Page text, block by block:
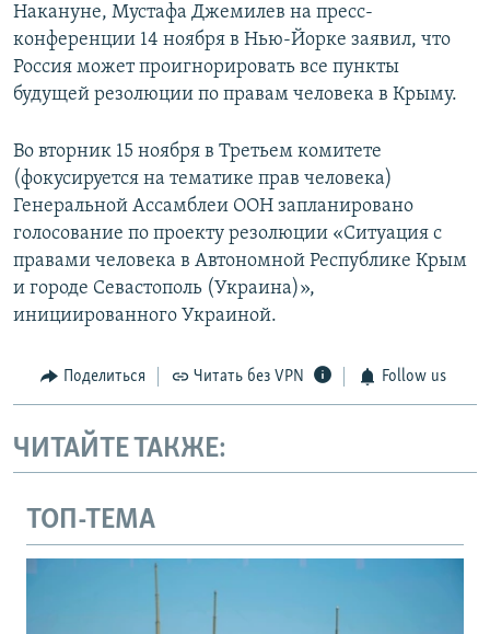
Накануне, Мустафа Джемилев на пресс-
конференции 14 ноября в Нью-Йорке заявил, что
Россия может проигнорировать все пункты
будущей резолюции по правам человека в Крыму.
Во вторник 15 ноября в Третьем комитете
(фокусируется на тематике прав человека)
Генеральной Ассамблеи ООН запланировано
голосование по проекту резолюции «Ситуация с
правами человека в Автономной Республике Крым
и городе Севастополь (Украина)»,
инициированного Украиной.
Поделиться Читать без VPN Follow us
ЧИТАЙТЕ ТАКЖЕ:
ТОП-ТЕМА